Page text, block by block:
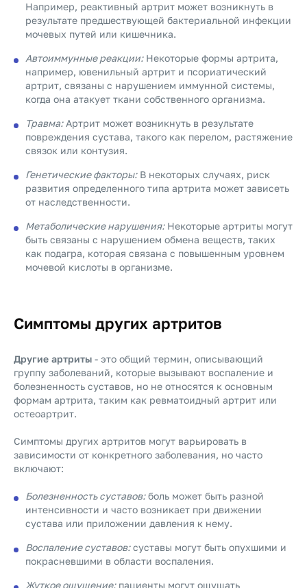
Например, реактивный артрит может возникнуть в
результате предшествующей бактериальной инфекции
мочевых путей или кишечника.
Автоиммунные реакции:Некоторые формы артрита,
например, ювенильный артрит и псориатический
артрит, связаны с нарушением иммунной системы,
когда она атакует ткани собственного организма.
Травма:Артрит может возникнуть в результате
повреждения сустава, такого как перелом, растяжение
связок или контузия.
Генетические факторы:В некоторых случаях, риск
развития определенного типа артрита может зависеть
от наследственности.
Метаболические нарушения:Некоторые артриты могут
быть связаны с нарушением обмена веществ, таких
как подагра, которая связана с повышенным уровнем
мочевой кислоты в организме.
Симптомы других артритов
Другие артриты - это общий термин, описывающий
группу заболеваний, которые вызывают воспаление и
болезненность суставов, но не относятся к основным
формам артрита, таким как ревматоидный артрит или
остеоартрит.
Симптомы других артритов могут варьировать в
зависимости от конкретного заболевания, но часто
включают:
Болезненность суставов:боль может быть разной
интенсивности и часто возникает при движении
сустава или приложении давления к нему.
Воспаление суставов:суставы могут быть опухшими и
покрасневшими в области воспаления.
Жуткое ощущение:пациенты могут ощущать